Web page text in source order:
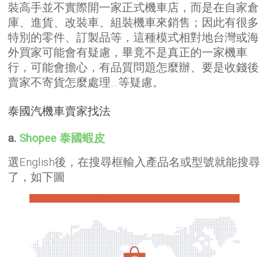
裝高手並不實際開一家正式機車店，而是在自家倉
庫、進貨、改裝車、組裝機車來銷售；因此有很多
特別的零件、訂製品等，這種模式相對地台灣或海
外買家可能會有疑慮，畢竟不是真正的一家機車
行，可能會擔心，有品質問題怎麼辦、要是收錢後
賣家不寄貨怎麼處理…等疑慮。
泰國汽機車賣家找法
a. Shopee 泰國蝦皮
選English後，在搜尋框輸入產品名或型號就能搜尋
了，如下圖